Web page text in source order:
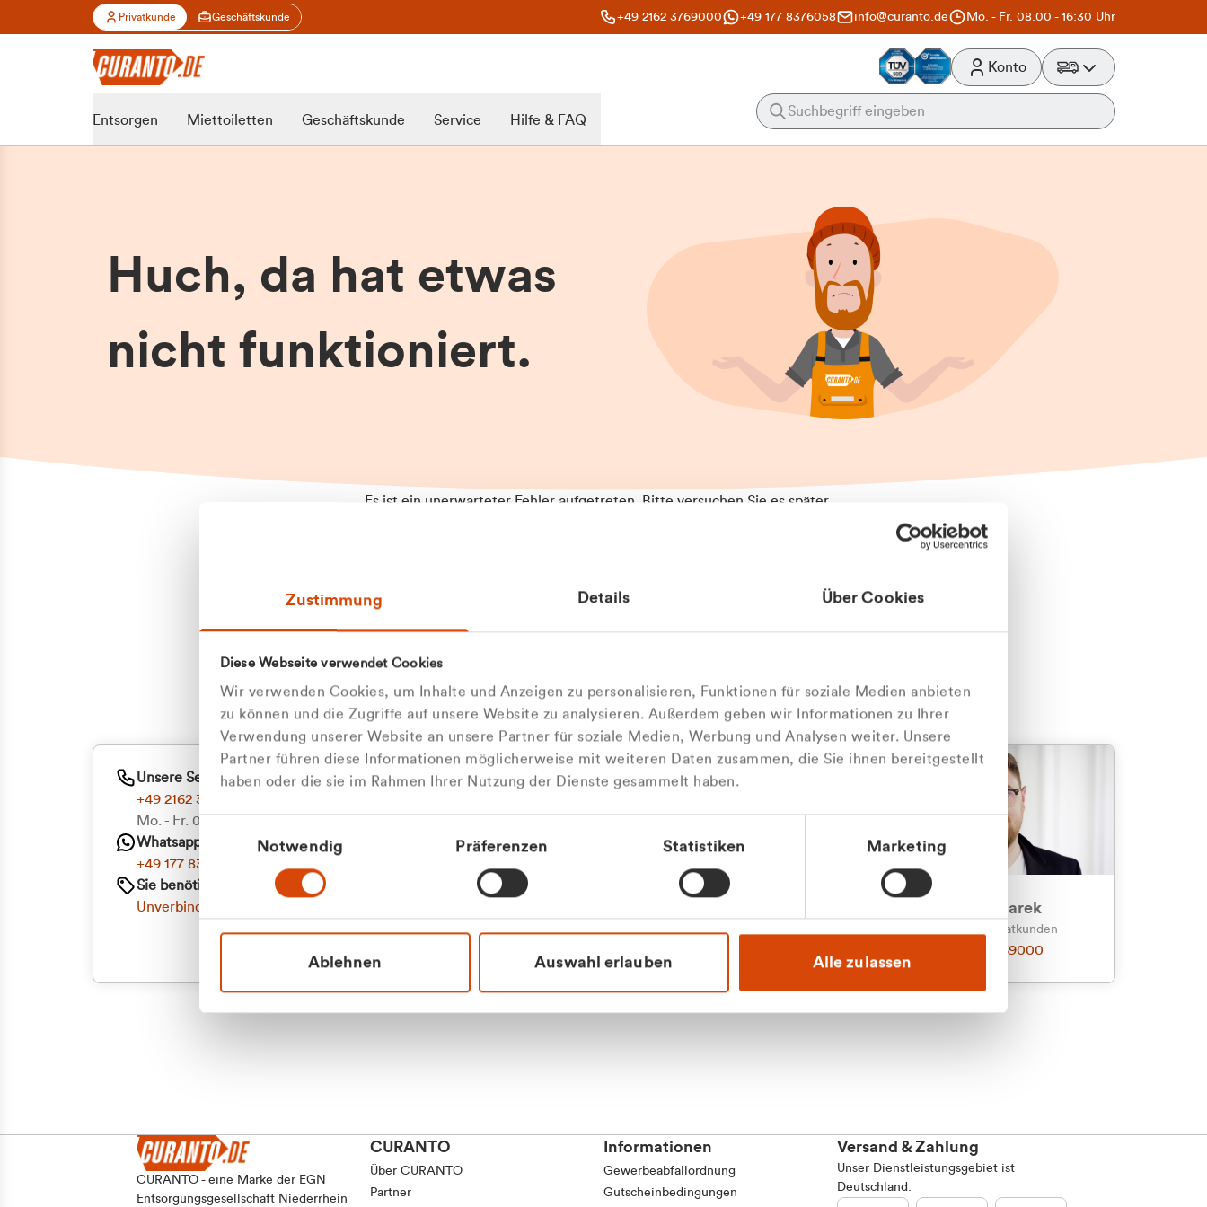
Zustimmung Details Über Cookies
Diese Webseite verwendet Cookies
Wir verwenden Cookies, um Inhalte und Anzeigen zu personalisieren, Funktionen für soziale Medien anbieten
zu können und die Zugriffe auf unsere Website zu analysieren. Außerdem geben wir Informationen zu Ihrer
Verwendung unserer Website an unsere Partner für soziale Medien, Werbung und Analysen weiter. Unsere
Partner führen diese Informationen möglicherweise mit weiteren Daten zusammen, die Sie ihnen bereitgestellt
haben oder die sie im Rahmen Ihrer Nutzung der Dienste gesammelt haben.
Einwilligungsauswahl
Notwendig Präferenzen Statistiken Marketing
Ablehnen Auswahl erlauben Alle zulassen
Privatkunde Geschäftskunde +49 2162 3769000 +49 177 8376058 info@curanto.de Mo. - Fr. 08.00 - 16:30 Uhr
Konto
Entsorgen Miettoiletten Geschäftskunde Service Hilfe & FAQ
Huch, da hat etwas
nicht funktioniert.
Es ist ein unerwarteter Fehler aufgetreten. Bitte versuchen Sie es später
aufgetretenen Fehler an. Wir entschuldigen uns für eventuelle
Unannehmlichkeiten.
Zum Abfallberater
Oder kontaktieren Sie uns persönlich
Wir sind gerne für Sie da
Unsere Service-Hotline
+49 2162 3769000
Mo. - Fr. 08.00 - 16:30 Uhr
Whatsapp
+49 177 8376058
Sie benötigen ein individuelles Angebot?
Unverbindliche Anfrage stellen
Julian Marek
Vertrieb - Privatkunden
0216 237 69000
CURANTO - eine Marke der EGN
Entsorgungsgesellschaft Niederrhein
CURANTO
Über CURANTO
Partner
Informationen
Gewerbeabfallordnung
Gutscheinbedingungen
Versand & Zahlung
Unser Dienstleistungsgebiet ist
Deutschland.